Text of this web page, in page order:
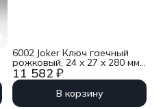
11 582 ₽
6002 Joker Ключ гаечный
рожковый, 24 x 27 x 280 мм
Wera WE-020262
В корзину